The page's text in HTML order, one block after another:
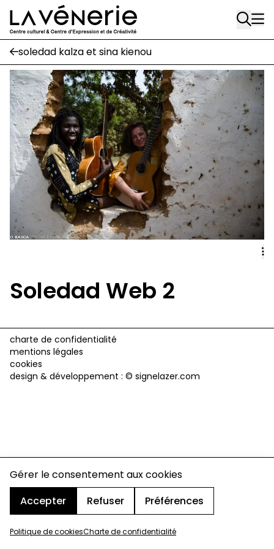
Gérer le consentement aux cookies
Accepter
Refuser Préférences
Politique de cookiesCharte de confidentialité
Aller au contenu principal
Rue Gratès, 3
1170 Watermael-Boitsfort
02 663 85 50
Écuries
Place Gilson, 3
1170 Watermael-Boitsfort
02 663 85 50
suivez-nous
Journal Vénerie- version papier
Newsletter
soledad kalza et sina kienou
Soledad Web 2
charte de confidentialité
mentions légales
cookies
design & développement : © signelazer.com